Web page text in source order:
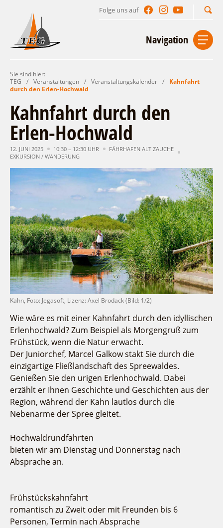
Folge uns auf
Navigation
Start Kontakt
Urlaub im Leichhardt Land
Reisegebiet
Lieblingsorte
Freizeit und Erholung
Auf & im Wasser
Per Rad
Aktiverlebnisse
Einkaufen
Sehenswertes
Naturlehrpfad Ludwig Leichhardt
Buchbare Angebote
Individuell
Gruppen
Touristinformationen
Fremdenverkehrsvereine
Ludwig Leichhardt
Kahnfahrten
Fahrgastschiff
Unterkünfte finden
Gastgeberverzeichnis
Camping
Ferienhaus- und Campingpark „Ludwig
Leichhardt“
Spreewälder Seecamping
Campingplatz am Mochowsee
Campingplatz Jessern
Veranstaltungen
Veranstaltungshöhepunkte
Wirtschaftsförderung
Regionalentwicklung
SPOT
Bürgerbus
Naturwelt Lieberoser Heide
Q-Gemeinde Schwielochsee
Staatlich anerkannter Erholungsort Goyatz
Mein Brandenburg – Infostelen
Unternehmensbetreuung
ILB
WFG
Service
Über uns
Team
Aktuelles
Infomaterial
Warenkorb
Sie sind hier:
TEG
/ Veranstaltungen / Veranstaltungskalender /
Kahnfahrt
durch den Erlen-Hochwald
Kahnfahrt durch den
Erlen-Hochwald
12. JUNI 2025 10:30 – 12:30 UHR
FÄHRHAFEN ALT ZAUCHE
EXKURSION / WANDERUNG
Kahn, Foto: Jegasoft, Lizenz: Axel Brodack (Bild: 1/2)
Wie wäre es mit einer Kahnfahrt durch den idyllischen
Erlenhochwald? Zum Beispiel als Morgengruß zum
Frühstück, wenn die Natur erwacht.
Der Juniorchef, Marcel Galkow stakt Sie durch die
einzigartige Fließlandschaft des Spreewaldes.
Genießen Sie den urigen Erlenhochwald. Dabei
erzählt er Ihnen Geschichte und Geschichten aus der
Region, während der Kahn lautlos durch die
Nebenarme der Spree gleitet.
Hochwaldrundfahrten
bieten wir am Dienstag und Donnerstag nach
Absprache an.
Frühstückskahnfahrt
romantisch zu Zweit oder mit Freunden bis 6
Personen, Termin nach Absprache